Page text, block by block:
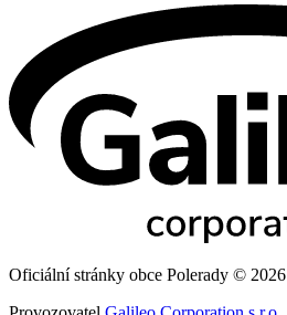
Oficiální stránky obce Polerady © 2026